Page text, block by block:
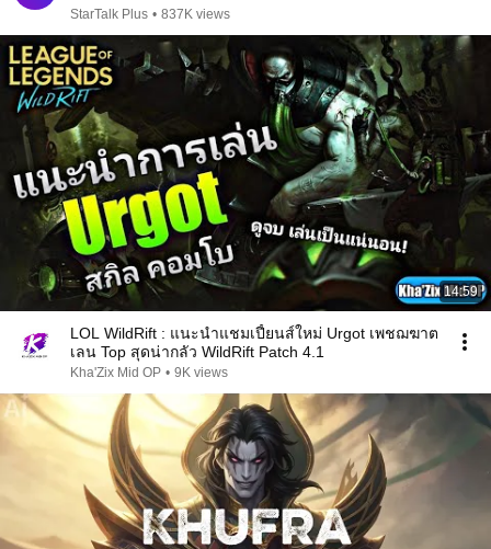
StarTalk Plus • 837K views
14:59
LOL WildRift : แนะนำแชมเปี้ยนส์ใหม่ Urgot เพชฌฆาต
เลน Top สุดน่ากลัว WildRift Patch 4.1
Kha'Zix Mid OP • 9K views